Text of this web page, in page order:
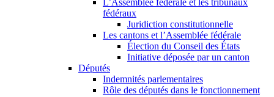
L’Assemblée fédérale et les tribunaux
fédéraux
Juridiction constitutionnelle
Les cantons et l’Assemblée fédérale
Élection du Conseil des États
Initiative déposée par un canton
Députés
Indemnités parlementaires
Rôle des députés dans le fonctionnement